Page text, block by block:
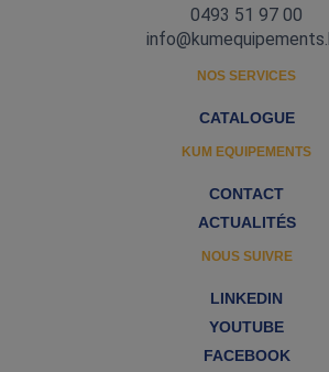
0493 51 97 00
NOS SERVICES
CATALOGUE
KUM EQUIPEMENTS
CONTACT
ACTUALITÉS
NOUS SUIVRE
LINKEDIN
YOUTUBE
FACEBOOK